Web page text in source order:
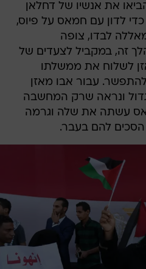
את אנשיו של דחלאן
לדון עם חמאס על פיוס,
לבדו, צופה
זה, במקביל לצעדים של
לשלוח את ממשלתו
עבור אבו מאזן
ונראה שרק המחשבה
עשתה את שלה וגרמה
להם בעבר.